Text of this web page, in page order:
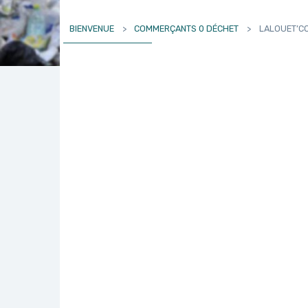
BIENVENUE > COMMERÇANTS 0 DÉCHET >